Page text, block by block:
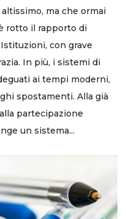
ma che ormai
rotto il rapporto di
con grave
In più, i sistemi di
ai tempi moderni,
spostamenti. Alla già
partecipazione
un sistema...